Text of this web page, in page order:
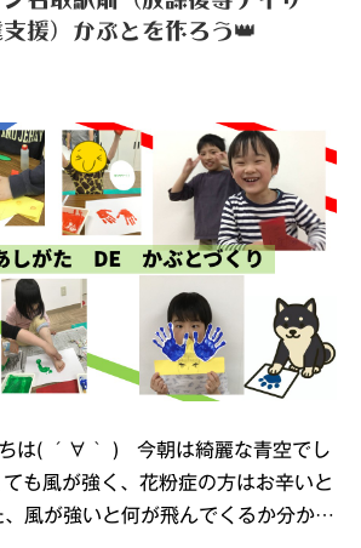
援）かぶとを作ろう👑
ちは( ´∀｀ ) 今朝は綺麗な青空でし
も風が強く、花粉症の方はお辛いと
、風が強いと何が飛んでくるか分か…